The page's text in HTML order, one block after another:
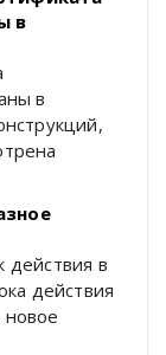
в
в
действия в
действия